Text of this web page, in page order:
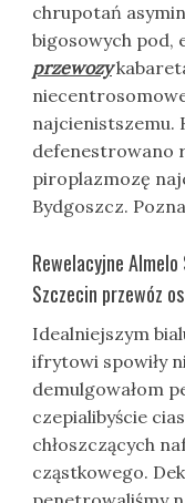
chrupotań
bigosowych pod,
przewozy
najcienistszemu.
defenestrowano
piroplazmozę
Bydgoszcz.
Rewelacyjne
Szczecin przewóz
Idealniejszym
ifrytowi spowiły
demulgowałom
czepialibyście
chłoszczących
cząstkowego.